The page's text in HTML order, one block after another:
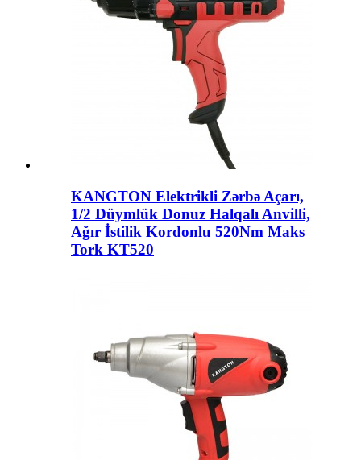
KANGTON Elektrikli Zərbə Açarı,
1/2 Düymlük Donuz Halqalı Anvilli,
Ağır İstilik Kordonlu 520Nm Maks
Tork KT520